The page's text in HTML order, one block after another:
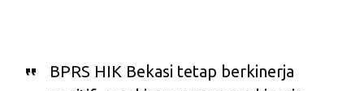
BPRS HIK Bekasi tetap berkinerja